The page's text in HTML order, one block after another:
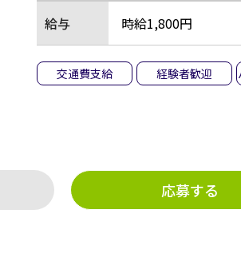
給与 時給1,800円
交通費支給 経験者歓迎
応募する